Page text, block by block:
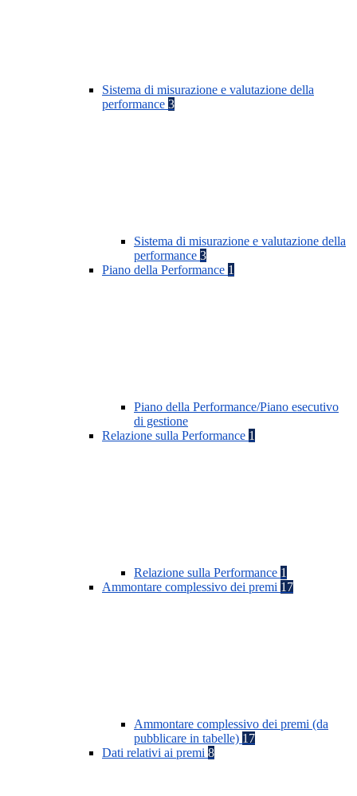
Sistema di misurazione e valutazione della
performance 3
Sistema di misurazione e valutazione della
performance 3
Piano della Performance 1
Piano della Performance/Piano esecutivo
di gestione
Relazione sulla Performance 1
Relazione sulla Performance 1
Ammontare complessivo dei premi 17
Ammontare complessivo dei premi (da
pubblicare in tabelle) 17
Dati relativi ai premi 8